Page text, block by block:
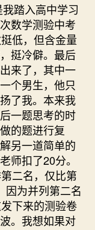
踏入高中学习
数学测验中考
低，但含金量
挺冷僻。最后
来了，其中一
个男生，他只
了我。本来我
一题思考的时
的题进行复
另一道简单的
师扣了20分。
二名，仅比第
因为并列第二名
下来的测验卷
。我想如果对